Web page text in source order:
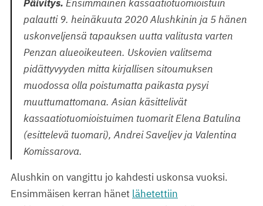
Päivitys. Ensimmäinen kassaatiotuomioistuin
palautti 9. heinäkuuta 2020 Alushkinin ja 5 hänen
uskonveljensä tapauksen uutta valitusta varten
Penzan alueoikeuteen. Uskovien valitsema
pidättyvyyden mitta kirjallisen sitoumuksen
muodossa olla poistumatta paikasta pysyi
muuttumattomana. Asian käsittelivät
kassaatiotuomioistuimen tuomarit Elena Batulina
(esittelevä tuomari), Andrei Saveljev ja Valentina
Komissarova.
Alushkin on vangittu jo kahdesti uskonsa vuoksi.
Ensimmäisen kerran hänet lähetettiin